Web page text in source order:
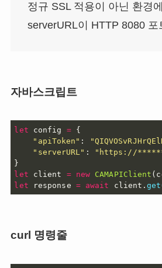
정규 SSL 적용이 아닌 환경
serverURL이 HTTP 8080 포
자바스크립트
let config =
{
"apiToken" :
"serverURL" :
"https://
}
let client = new CAMAPIClient (
let response = await client .
curl 명령줄